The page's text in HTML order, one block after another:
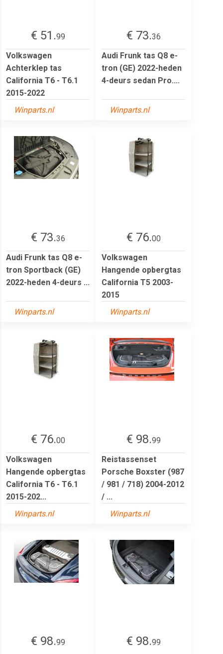
€ 51.99
Volkswagen
Achterklep tas
California T6 - T6.1
2015-2022
Winparts.nl
€ 73.36
Audi Frunk tas Q8 e-
tron (GE) 2022-heden
4-deurs sedan Pro....
Winparts.nl
€ 73.36
Audi Frunk tas Q8 e-
tron Sportback (GE)
2022-heden 4-deurs ...
Winparts.nl
€ 76.00
Volkswagen
Hangende opbergtas
California T5 2003-
2015
Winparts.nl
€ 76.00
Volkswagen
Hangende opbergtas
California T6 - T6.1
2015-202...
Winparts.nl
€ 98.99
Reistassenset
Porsche Boxster (987
/ 981 / 718) 2004-2012
/ ...
Winparts.nl
€ 98.99 € 98.99